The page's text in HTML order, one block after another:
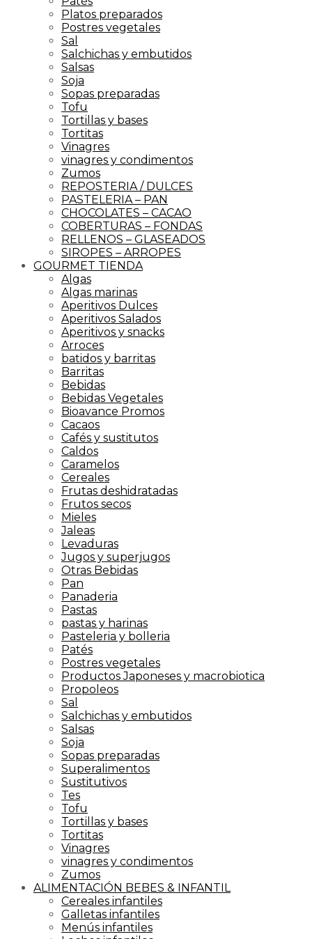
Platos preparados
Postres vegetales
Sal
Salchichas y embutidos
Salsas
Soja
Sopas preparadas
Tofu
Tortillas y bases
Tortitas
Vinagres
vinagres y condimentos
Zumos
REPOSTERIA / DULCES
PASTELERIA – PAN
CHOCOLATES – CACAO
COBERTURAS – FONDAS
RELLENOS – GLASEADOS
SIROPES – ARROPES
GOURMET TIENDA
Algas
Algas marinas
Aperitivos Dulces
Aperitivos Salados
Aperitivos y snacks
Arroces
batidos y barritas
Barritas
Bebidas
Bebidas Vegetales
Bioavance Promos
Cacaos
Cafés y sustitutos
Caldos
Caramelos
Cereales
Frutas deshidratadas
Frutos secos
Mieles
Jaleas
Levaduras
Jugos y superjugos
Otras Bebidas
Pan
Panaderia
Pastas
pastas y harinas
Pasteleria y bolleria
Patés
Postres vegetales
Productos Japoneses y macrobiotica
Propoleos
Sal
Salchichas y embutidos
Salsas
Soja
Sopas preparadas
Superalimentos
Sustitutivos
Tes
Tofu
Tortillas y bases
Tortitas
Vinagres
vinagres y condimentos
Zumos
ALIMENTACIÓN BEBES & INFANTIL
Cereales infantiles
Galletas infantiles
Menús infantiles